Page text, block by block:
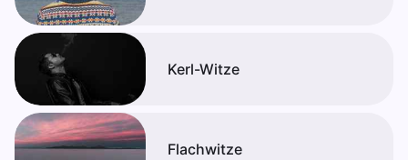
Kerl-Witze
Flachwitze